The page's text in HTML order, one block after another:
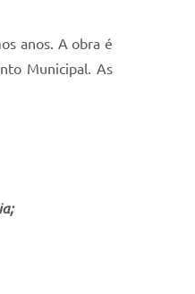
anos. A obra é
Municipal. As